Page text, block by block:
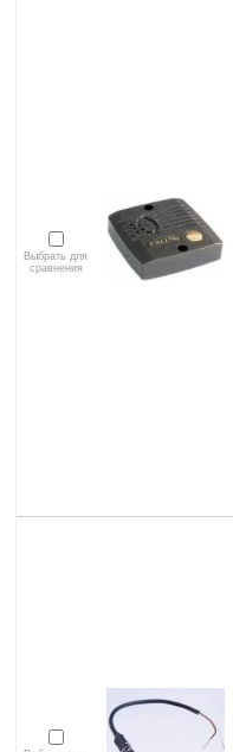
Выбрать для
сравнения